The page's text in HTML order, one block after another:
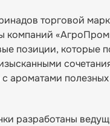
торговой
компаний
позиции, которые
ароматами
разработаны